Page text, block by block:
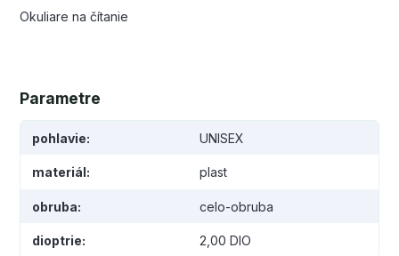
Okuliare na čítanie
Parametre
pohlavie UNISEX
materiál plast
obruba celo-obruba
dioptrie 2,00 DIO